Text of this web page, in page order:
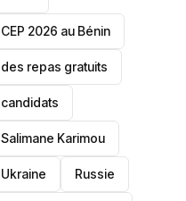
‎CEP 2026 au Bénin
des repas gratuits
candidats
Salimane Karimou
Ukraine Russie